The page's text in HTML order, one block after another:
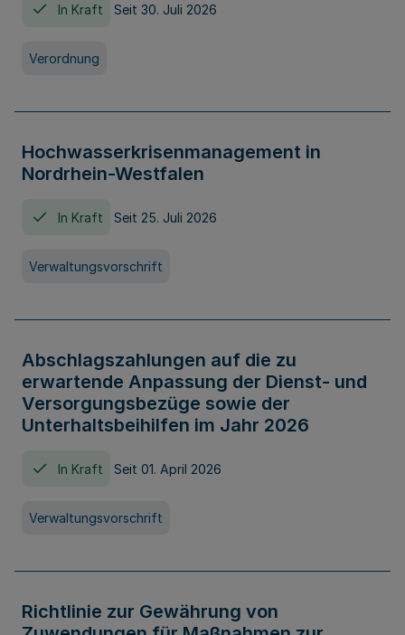
In Kraft Seit 30. Juli 2026
Verordnung
Hochwasserkrisenmanagement in
Nordrhein-Westfalen
In Kraft Seit 25. Juli 2026
Verwaltungsvorschrift
Abschlagszahlungen auf die zu
erwartende Anpassung der Dienst- und
Versorgungsbezüge sowie der
Unterhaltsbeihilfen im Jahr 2026
In Kraft Seit 01. April 2026
Verwaltungsvorschrift
Richtlinie zur Gewährung von